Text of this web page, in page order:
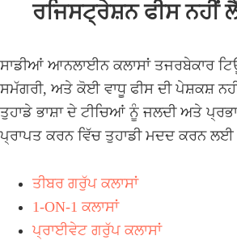
ਰਜਿਸਟ੍ਰੇਸ਼ਨ ਫੀਸ ਨਹੀਂ
ਸਾਡੀਆਂ ਆਨਲਾਈਨ ਕਲਾਸਾਂ ਤਜਰਬੇਕਾਰ
ਸਮੱਗਰੀ, ਅਤੇ ਕੋਈ ਵਾਧੂ ਫੀਸ ਦੀ ਪੇਸ਼ਕਸ਼
ਤੁਹਾਡੇ ਭਾਸ਼ਾ ਦੇ ਟੀਚਿਆਂ ਨੂੰ ਜਲਦੀ ਅਤੇ
ਪ੍ਰਾਪਤ ਕਰਨ ਵਿੱਚ ਤੁਹਾਡੀ ਮਦਦ ਕਰਨ
ਤੀਬਰ ਗਰੁੱਪ ਕਲਾਸਾਂ
1-ON-1 ਕਲਾਸਾਂ
ਪ੍ਰਾਈਵੇਟ ਗਰੁੱਪ ਕਲਾਸਾਂ